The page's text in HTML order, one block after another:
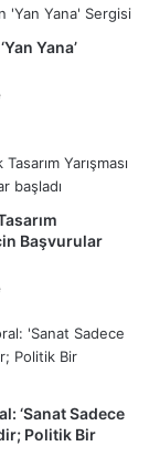
Yana’
Başvurular
‘Sanat Sadece
Politik Bir